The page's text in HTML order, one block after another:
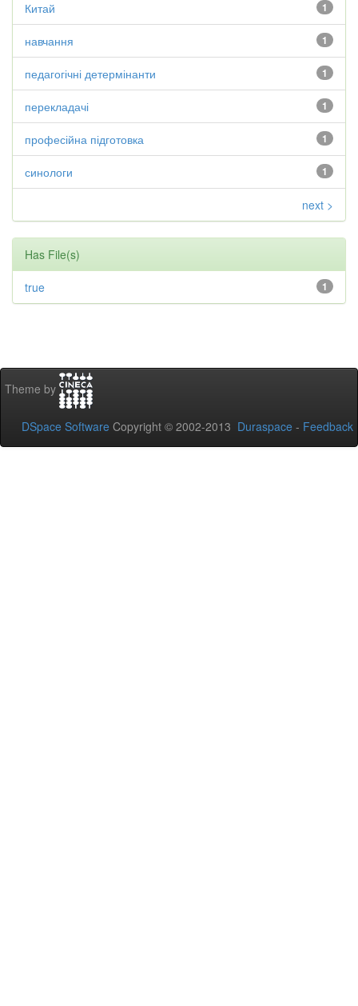
1
Китай
1
навчання
1
педагогічні детермінанти
1
перекладачі
1
професійна підготовка
1
синологи
next >
Has File(s)
1
true
Theme by
DSpace Software Copyright © 2002-2013 Duraspace - Feedback